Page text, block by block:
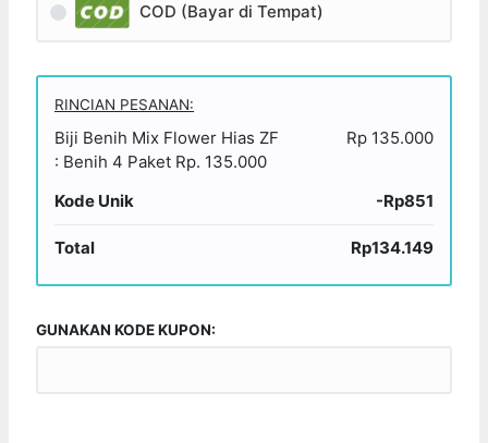
COD (Bayar di Tempat)
RINCIAN PESANAN:
Biji Benih Mix Flower Hias ZF
: Benih 4 Paket Rp. 135.000
Rp 135.000
Kode Unik -Rp851
Total Rp134.149
GUNAKAN KODE KUPON: